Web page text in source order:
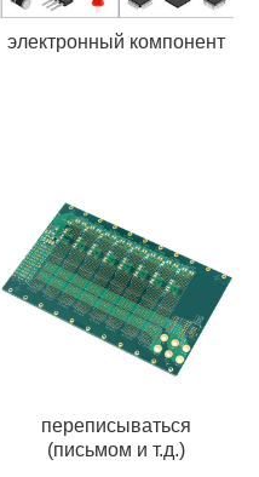
электронный компонент
переписываться
(письмом и т.д.)